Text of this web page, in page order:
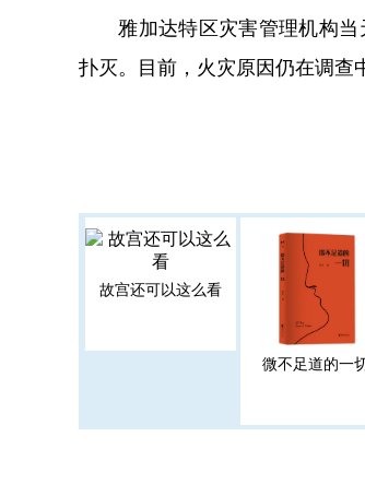
雅加达特区灾害管理机构当
扑灭。目前，火灾原因仍在调查
故宫还可以这么看
微不足道的一